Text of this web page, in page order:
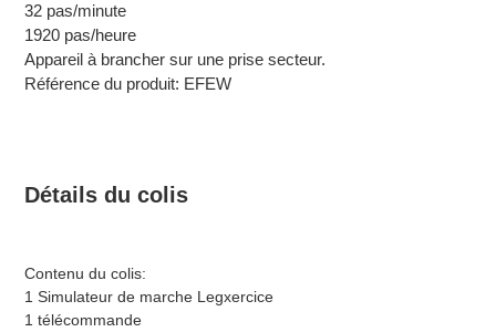
32 pas/minute
1920 pas/heure
Appareil à brancher sur une prise secteur.
Référence du produit: EFEW
Détails du colis
Contenu du colis:
1 Simulateur de marche Legxercice
1 télécommande